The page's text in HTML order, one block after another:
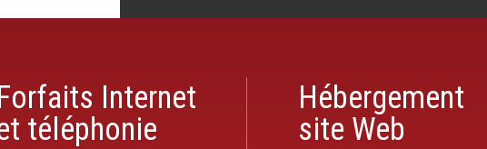
Internet
téléphonie
Hébergement
site Web